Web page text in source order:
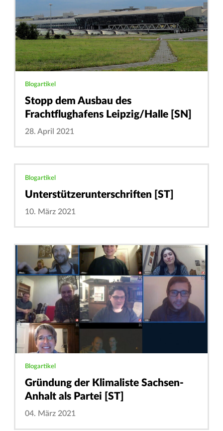
Blogartikel
Stopp dem Ausbau des
Frachtflughafens Leipzig/Halle [SN]
28. April 2021
Blogartikel
Unterstützerunterschriften [ST]
10. März 2021
Blogartikel
Gründung der Klimaliste Sachsen-
Anhalt als Partei [ST]
04. März 2021